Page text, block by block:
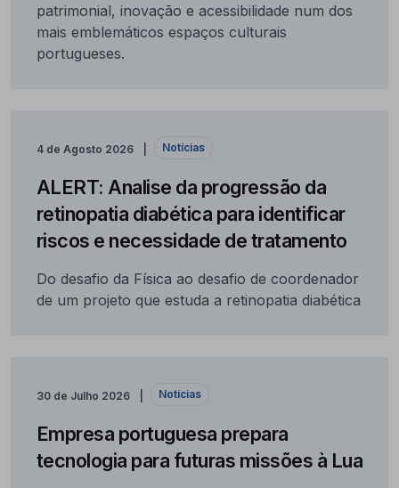
patrimonial, inovação e acessibilidade num dos
mais emblemáticos espaços culturais
portugueses.
4 de Agosto 2026 Notícias
ALERT: Analise da progressão da
retinopatia diabética para identificar
riscos e necessidade de tratamento
Do desafio da Física ao desafio de coordenador
de um projeto que estuda a retinopatia diabética
30 de Julho 2026 Notícias
Empresa portuguesa prepara
tecnologia para futuras missões à Lua